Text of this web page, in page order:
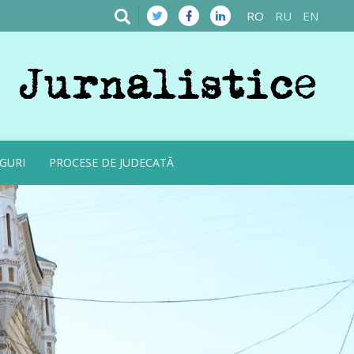
RO RU EN
PROCESE DE JUDECATĂ